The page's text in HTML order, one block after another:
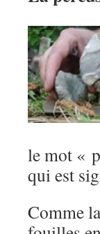
le mot «
qui est
Comme